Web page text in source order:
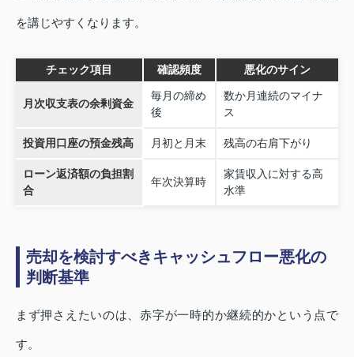
を講じやすくなります。
チェック項目 確認頻度 悪化のサイン
月次収支表の余剰資金
毎月の締め
後
数か月連続のマイナ
ス
投資用口座の預金残高 月初と月末 残高の右肩下がり
ローン返済額の負担割
合
年次決算時
家賃収入に対する高
水準
売却を検討すべきキャッシュフロー悪化の
判断基準
まず押さえたいのは、赤字が一時的か継続的かという点で
す。